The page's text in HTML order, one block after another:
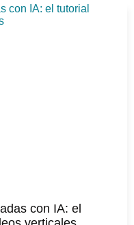
con IA: el